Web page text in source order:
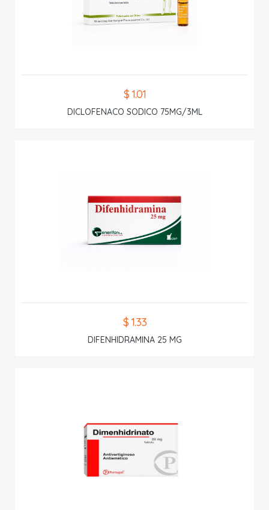
$ 1.01
DICLOFENACO SODICO 75MG/3ML
$ 1.33
DIFENHIDRAMINA 25 MG